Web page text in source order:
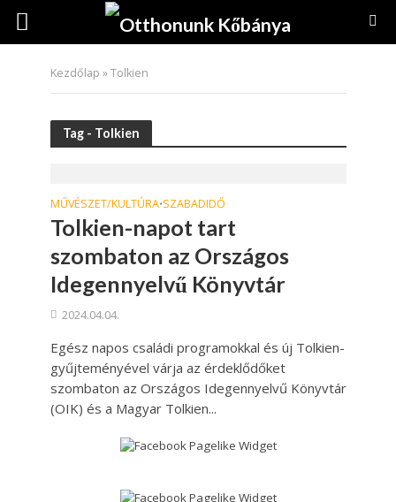
Kezdőlap »Tolkien
Tag - Tolkien
MŰVÉSZET/KULTÚRA•SZABADIDŐ
Tolkien-napot tart
szombaton az Országos
Idegennyelvű Könyvtár
2024.04.04.
Egész napos családi programokkal és új Tolkien-
gyűjteményével várja az érdeklődőket
szombaton az Országos Idegennyelvű Könyvtár
(OIK) és a Magyar Tolkien...